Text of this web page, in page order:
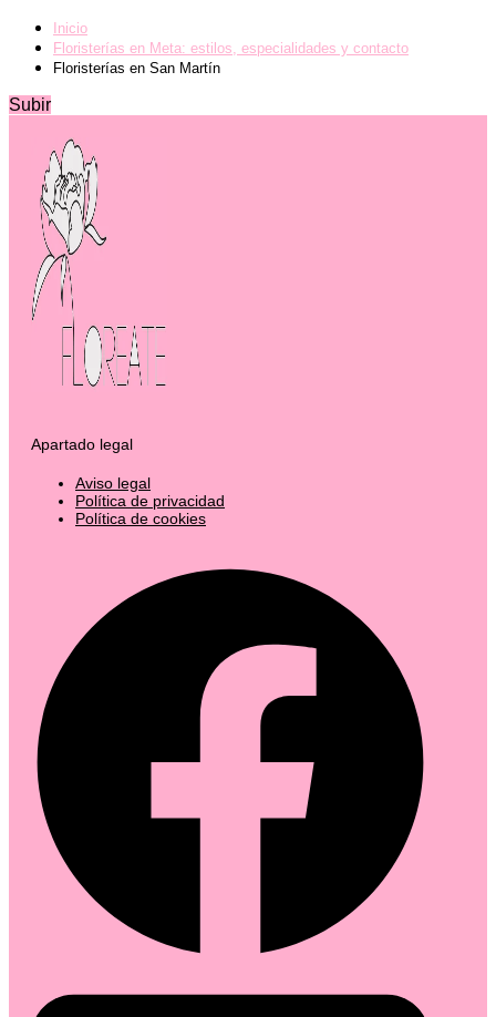
Inicio
Floristerías en Meta: estilos, especialidades y contacto
Floristerías en San Martín
Subir
Apartado legal
Aviso legal
Política de privacidad
Política de cookies